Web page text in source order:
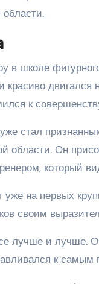
в школе
двигался
к
стал
области. Он
который
уже на первых
своим
лучше и лучше.
к самым